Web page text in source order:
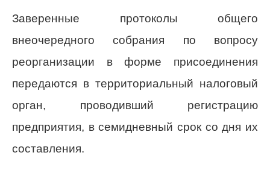
Заверенные протоколы общего
внеочередного собрания по вопросу
реорганизации в форме присоединения
передаются в территориальный налоговый
орган, проводивший регистрацию
предприятия, в семидневный срок со дня их
составления.